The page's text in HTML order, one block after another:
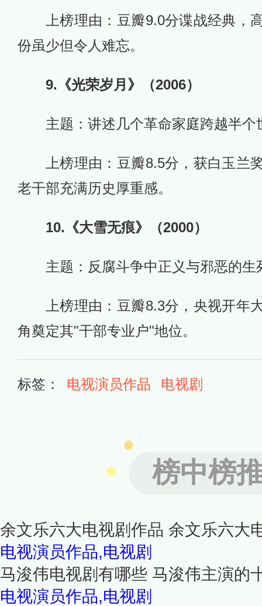
上榜理由：豆瓣9.0分谍战经典，
份虽少但令人难忘。
9.《光荣岁月》（2006）
主题：讲述几个革命家庭跨越半个
上榜理由：豆瓣8.5分，获白玉兰
老干部充满历史厚重感。
10.《大雪无痕》（2000）
主题：反腐斗争中正义与邪恶的生
上榜理由：豆瓣8.3分，央视开年
角奠定其"干部专业户"地位。
标签： 电视演员作品 电视剧
榜中榜
余文乐六大电视剧作品 余文乐六大
电视演员作品,电视剧
马浚伟电视剧有哪些 马浚伟主演的
电视演员作品,电视剧